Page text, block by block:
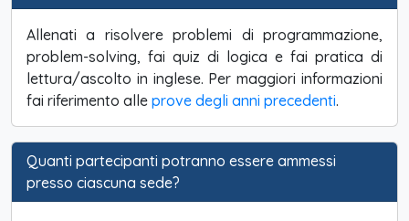
Allenati a risolvere problemi di programmazione,
problem-solving, fai quiz di logica e fai pratica di
lettura/ascolto in inglese. Per maggiori informazioni
fai riferimento alle prove degli anni precedenti.
Quanti partecipanti potranno essere ammessi
presso ciascuna sede?